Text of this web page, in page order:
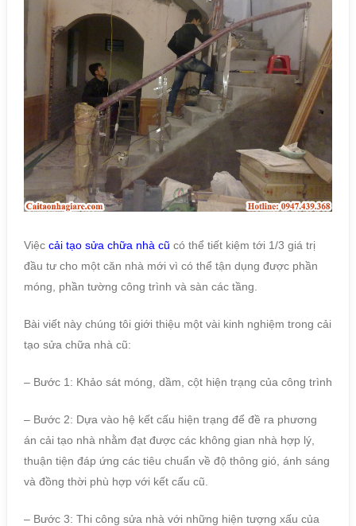
Việc cải tạo sửa chữa nhà cũ có thể tiết kiệm tới 1/3 giá trị
đầu tư cho một căn nhà mới vì có thể tận dụng được phần
móng, phần tường công trình và sàn các tầng.
Bài viết này chúng tôi giới thiệu một vài kinh nghiệm trong cải
tạo sửa chữa nhà cũ:
– Bước 1: Khảo sát móng, dầm, cột hiện trạng của công trình
– Bước 2: Dựa vào hệ kết cấu hiện trạng để đề ra phương
án cải tạo nhà nhằm đạt được các không gian nhà hợp lý,
thuận tiện đáp ứng các tiêu chuẩn về độ thông gió, ánh sáng
và đồng thời phù hợp với kết cấu cũ.
– Bước 3: Thi công sửa nhà với những hiện tượng xấu của